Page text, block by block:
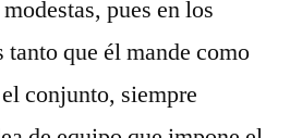
pues en los
tanto que él mande como
conjunto, siempre